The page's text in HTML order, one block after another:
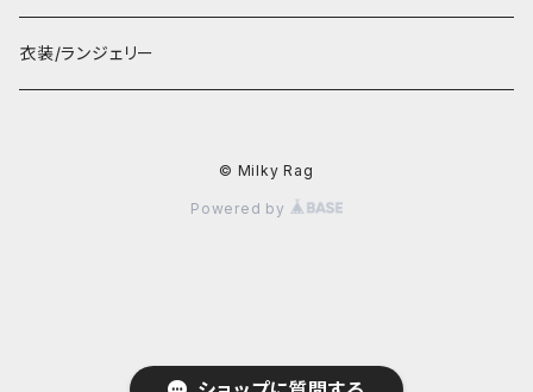
衣装/ランジェリー
© Milky Rag
Powered by